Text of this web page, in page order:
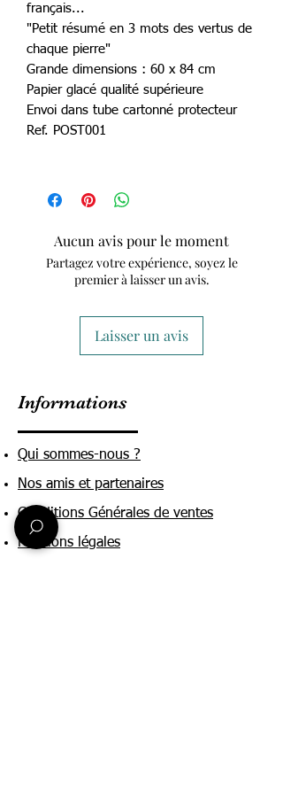
français...
"Petit résumé en 3 mots des vertus de
chaque pierre"
Grande dimensions : 60 x 84 cm
Papier glacé qualité supérieure
Envoi dans tube cartonné protecteur
Ref. POST001
Aucun avis pour le moment
Partagez votre expérience, soyez le
premier à laisser un avis.
Laisser un avis
Informations
Qui sommes-nous ?
Nos amis et partenaires
Conditions Générales de ventes
Mentions légales